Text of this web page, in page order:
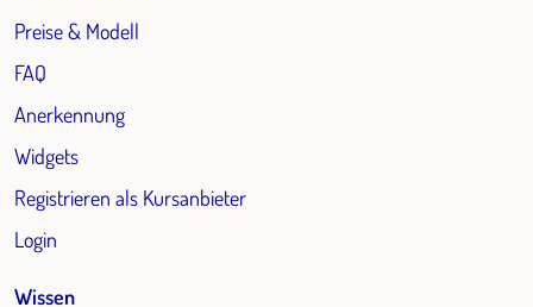
Preise & Modell
FAQ
Anerkennung
Widgets
Registrieren als Kursanbieter
Login
Wissen